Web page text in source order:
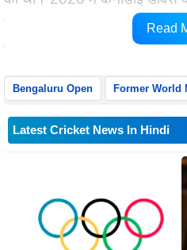
ईयर' से सम्मानित किया गया था
में जगह बनाई थी और सोफिया
Read
Bengaluru Open Former World
Latest Cricket News In Hindi